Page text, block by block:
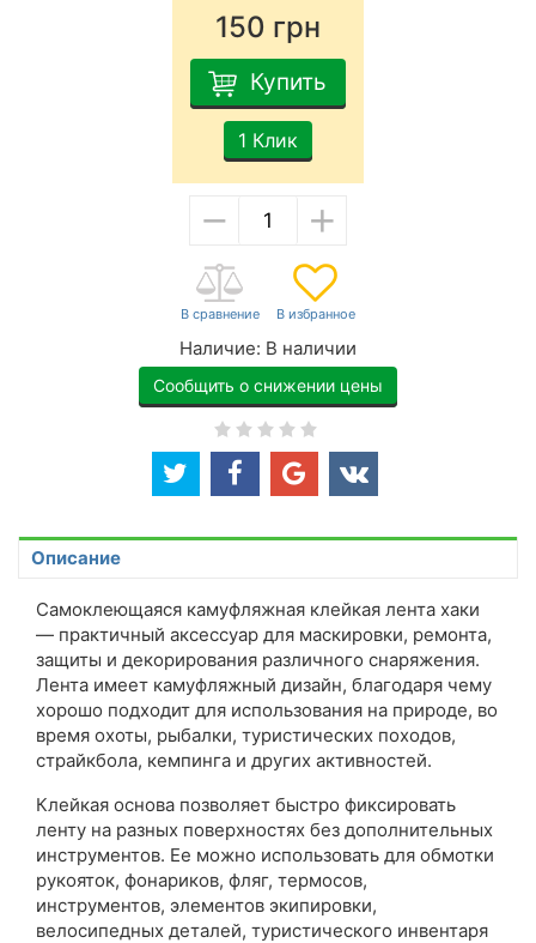
150 грн
Купить
1 Клик
− +
Наличие: В наличии
Сообщить о снижении цены
Описание
Самоклеющаяся камуфляжная клейкая лента хаки
— практичный аксессуар для маскировки, ремонта,
защиты и декорирования различного снаряжения.
Лента имеет камуфляжный дизайн, благодаря чему
хорошо подходит для использования на природе, во
время охоты, рыбалки, туристических походов,
страйкбола, кемпинга и других активностей.
Клейкая основа позволяет быстро фиксировать
ленту на разных поверхностях без дополнительных
инструментов. Ее можно использовать для обмотки
рукояток, фонариков, фляг, термосов,
инструментов, элементов экипировки,
велосипедных деталей, туристического инвентаря